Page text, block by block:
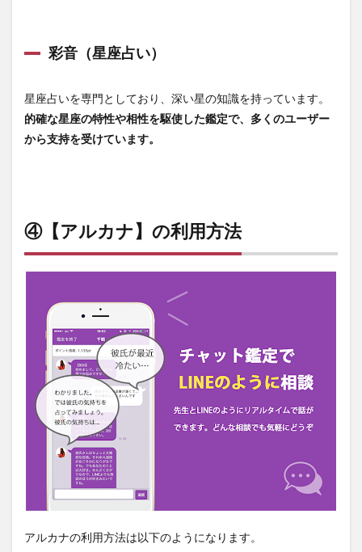
彩音（星座占い）
星座占いを専門としており、深い星の知識を持っています。
的確な星座の特性や相性を駆使した鑑定で、多くのユーザー
から支持を受けています。
④【アルカナ】の利用方法
アルカナの利用方法は以下のようになります。